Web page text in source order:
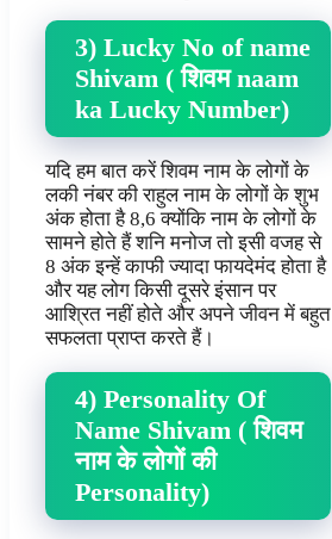
3) Lucky No of name
Shivam ( शिवम naam
ka Lucky Number)
यदि हम बात करें शिवम नाम के लोगों के
लकी नंबर की राहुल नाम के लोगों के शुभ
अंक होता है 8,6 क्योंकि नाम के लोगों के
सामने होते हैं शनि मनोज तो इसी वजह से
8 अंक इन्हें काफी ज्यादा फायदेमंद होता है
और यह लोग किसी दूसरे इंसान पर
आश्रित नहीं होते और अपने जीवन में बहुत
सफलता प्राप्त करते हैं।
4) Personality Of
Name Shivam ( शिवम
नाम के लोगों की
Personality)